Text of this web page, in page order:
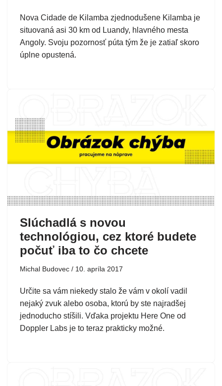
Nova Cidade de Kilamba zjednodušene Kilamba je
situovaná asi 30 km od Luandy, hlavného mesta
Angoly. Svoju pozornosť púta tým že je zatiaľ skoro
úplne opustená.
Slúchadlá s novou
technológiou, cez ktoré budete
počuť iba to čo chcete
Michal Budovec 10. apríla 2017
Určite sa vám niekedy stalo že vám v okolí vadil
nejaký zvuk alebo osoba, ktorú by ste najradšej
jednoducho stíšili. Vďaka projektu Here One od
Doppler Labs je to teraz prakticky možné.